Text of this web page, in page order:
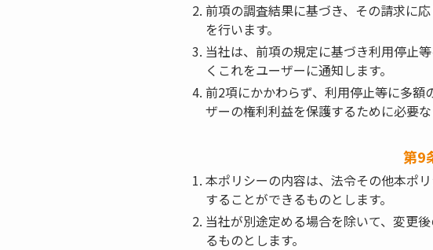
前項の調査結果に基づき、その請求に
を行います。
当社は、前項の規定に基づき利用停止
くこれをユーザーに通知します。
前2項にかかわらず、利用停止等に多
ザーの権利利益を保護するために必要
第9
本ポリシーの内容は、法令その他本ポ
することができるものとします。
当社が別途定める場合を除いて、変更
るものとします。